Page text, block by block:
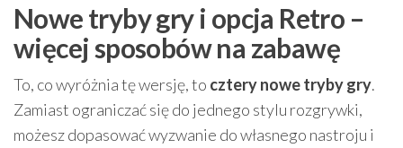
Nowe tryby gry i opcja Retro –
więcej sposobów na zabawę
To, co wyróżnia tę wersję, to cztery nowe tryby gry.
Zamiast ograniczać się do jednego stylu rozgrywki,
możesz dopasować wyzwanie do własnego nastroju i